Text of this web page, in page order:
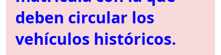
deben circular los
vehículos históricos.